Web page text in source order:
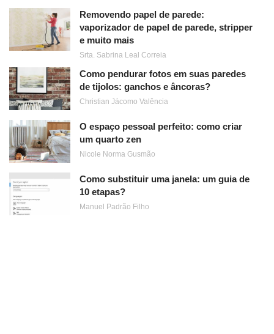
Removendo papel de parede:
vaporizador de papel de parede, stripper
e muito mais
Srta. Sabrina Leal Correia
Como pendurar fotos em suas paredes
de tijolos: ganchos e âncoras?
Christian Jácomo Valência
O espaço pessoal perfeito: como criar
um quarto zen
Nicole Norma Gusmão
Como substituir uma janela: um guia de
10 etapas?
Manuel Padrão Filho